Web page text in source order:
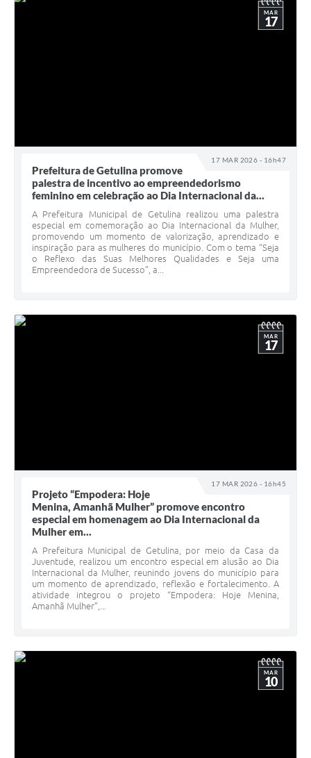
17 MAR 2026 - 16h47
MAR
17
Prefeitura de Getulina promove
palestra de incentivo ao empreendedorismo
feminino em celebração ao Dia Internacional da...
A Prefeitura Municipal de Getulina realizou uma palestra
especial em comemoração ao Dia Internacional da Mulher,
promovendo um momento de valorização, aprendizado e
inspiração para as mulheres do município. Com o tema “Seja
o Reflexo das Suas Melhores Qualidades e Seja uma
Empreendedora de Sucesso”, a...
17 MAR 2026 - 16h45
MAR
17
Projeto “Empodera: Hoje
Menina, Amanhã Mulher” promove encontro
especial em homenagem ao Dia Internacional da
Mulher em...
A Prefeitura Municipal de Getulina, por meio da Casa da
Juventude, realizou um encontro especial em alusão ao Dia
Internacional da Mulher, reunindo jovens do município para
um momento de aprendizado, reflexão e fortalecimento. A
atividade integrou o projeto “Empodera: Hoje Menina,
Amanhã Mulher”,...
MAR
10